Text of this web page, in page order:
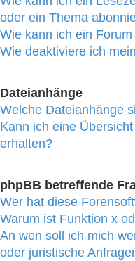
oder ein Thema
Wie kann ich ein
Wie deaktiviere ich
Dateianhänge
Welche Dateianhänge
Kann ich eine
erhalten?
phpBB betreffende
Wer hat diese
Warum ist Funktion x
An wen soll ich mich
oder juristische